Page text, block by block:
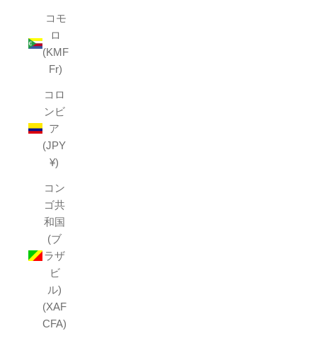
コモ
ロ
(KMF
Fr)
コロ
ンビ
ア
(JPY
¥)
コン
ゴ共
和国
(ブ
ラザ
ビ
ル)
(XAF
CFA)